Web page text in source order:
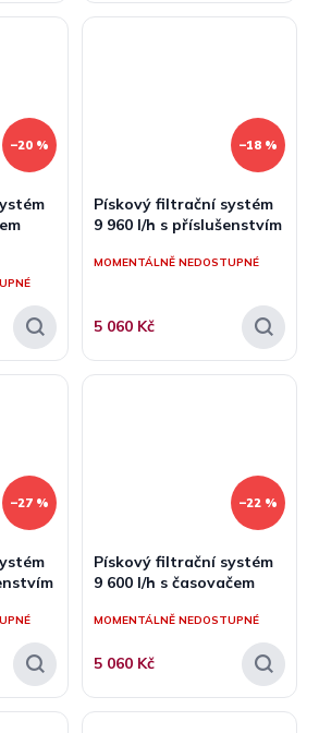
–20 % –18 %
Pískový filtrační systém
9 960 l/h s příslušenstvím
MOMENTÁLNĚ NEDOSTUPNÉ
5 060 Kč
–27 % –22 %
Pískový filtrační systém
9 600 l/h s časovačem
MOMENTÁLNĚ NEDOSTUPNÉ
5 060 Kč